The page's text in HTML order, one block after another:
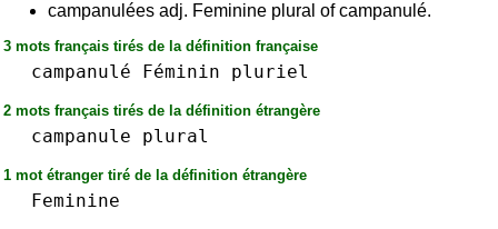
campanulées adj. Feminine plural of campanulé.
3 mots français tirés de la définition française
campanulé Féminin pluriel
2 mots français tirés de la définition étrangère
campanule plural
1 mot étranger tiré de la définition étrangère
Feminine